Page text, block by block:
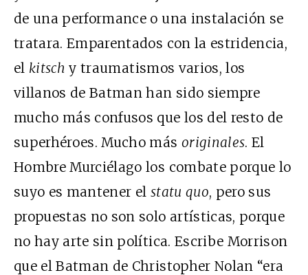
de una performance o una instalación se
tratara. Emparentados con la estridencia,
el kitsch y traumatismos varios, los
villanos de Batman han sido siempre
mucho más confusos que los del resto de
superhéroes. Mucho más originales. El
Hombre Murciélago los combate porque lo
suyo es mantener el statu quo, pero sus
propuestas no son solo artísticas, porque
no hay arte sin política. Escribe Morrison
que el Batman de Christopher Nolan “era